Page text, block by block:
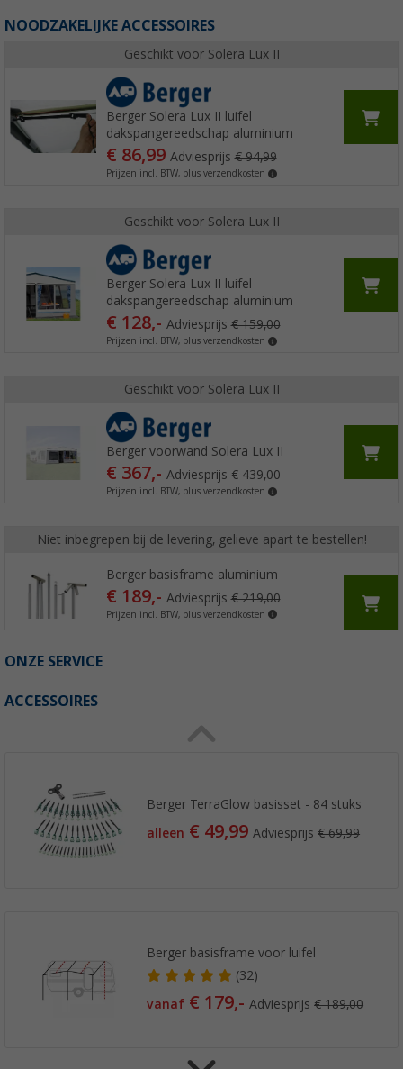
NOODZAKELIJKE ACCESSOIRES
Geschikt voor Solera Lux II
Berger Solera Lux II luifel
dakspangereedschap aluminium
€ 86,99 Adviesprijs€ 94,99
Prijzen incl. BTW, plus verzendkosten
Geschikt voor Solera Lux II
Berger Solera Lux II luifel
dakspangereedschap aluminium
€ 128,- Adviesprijs€ 159,00
Prijzen incl. BTW, plus verzendkosten
Geschikt voor Solera Lux II
Berger voorwand Solera Lux II
€ 367,- Adviesprijs€ 439,00
Prijzen incl. BTW, plus verzendkosten
Niet inbegrepen bij de levering, gelieve apart te bestellen!
Berger basisframe aluminium
€ 189,- Adviesprijs€ 219,00
Prijzen incl. BTW, plus verzendkosten
ONZE SERVICE
ACCESSOIRES
Berger TerraGlow basisset - 84 stuks
alleen € 49,99Adviesprijs€ 69,99
Berger basisframe voor luifel
(32)
vanaf € 179,-Adviesprijs€ 189,00